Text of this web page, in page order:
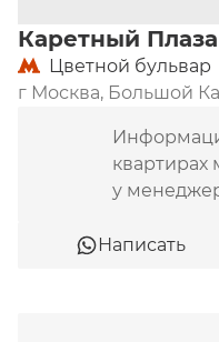
Каретный Плаза
Цветной бульвар
г Москва, Большой
квартирах
у
Написать